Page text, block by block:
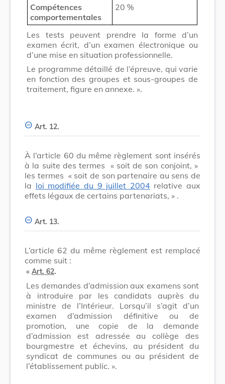
Compétences
comportementales
20 %
Les tests peuvent prendre la forme d’un
examen écrit, d’un examen électronique ou
d’une mise en situation professionnelle.
Le programme détaillé de l’épreuve, qui varie
en fonction des groupes et sous-groupes de
traitement, figure en annexe. ».
Art. 12.
À l’article 60 du même règlement sont insérés
à la suite des termes « soit de son conjoint, »
les termes « soit de son partenaire au sens de
la loi modifiée du 9 juillet 2004 relative aux
effets légaux de certains partenariats, » .
Art. 13.
L’article 62 du même règlement est remplacé
comme suit :
« Art. 62.
Les demandes d’admission aux examens sont
à introduire par les candidats auprès du
ministre de l’Intérieur. Lorsqu’il s’agit d’un
examen d’admission définitive ou de
promotion, une copie de la demande
d’admission est adressée au collège des
bourgmestre et échevins, au président du
syndicat de communes ou au président de
l’établissement public. ».